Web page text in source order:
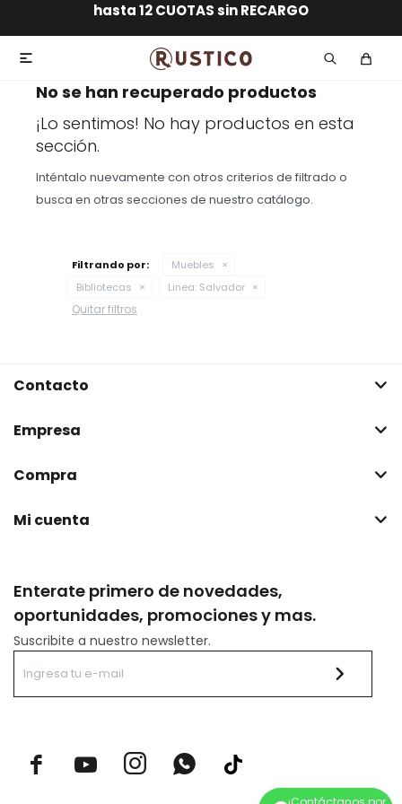
ENVÍOS A TODO EL PAÍS
GARANTÍA DE DEVOLUCIÓN
hasta 12 CUOTAS sin RECARGO
ENVÍO GRATIS dentro de MONTEVIDEO en compras

No se han recuperado productos
¡Lo sentimos! No hay productos en esta
sección.
Inténtalo nuevamente con otros criterios de filtrado o
busca en otras secciones de nuestro catálogo.
Filtrando por:
Muebles
Bibliotecas
Linea: Salvador
Quitar filtros
Enterate primero de novedades,
oportunidades, promociones y mas.
Suscribite a nuestro newsletter.
  
Contacto
Empresa
Compra
Mi cuenta